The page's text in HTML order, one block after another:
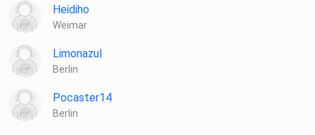
Heidiho
Weimar
Limonazul
Berlin
Pocaster14
Berlin